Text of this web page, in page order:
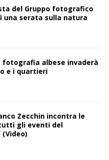
del Gruppo fotografico
una serata sulla natura
fotografia albese invaderà
e i quartieri
Zecchin incontra le
gli eventi del